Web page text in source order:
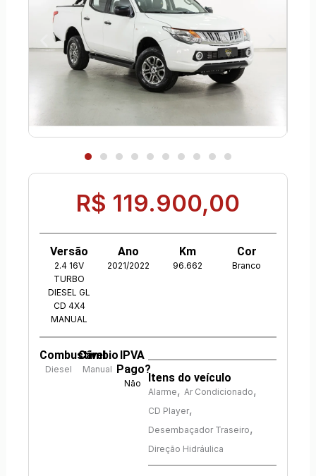
R$ 119.900,00
Versão
2.4 16V
TURBO
DIESEL GL
CD 4X4
MANUAL
Ano
2021/2022
Km
96.662
Cor
Branco
Combustível
Diesel
Câmbio
Manual
IPVA
Pago?
Não Itens do veículo
Alarme, Ar Condicionado,
CD Player,
Desembaçador Traseiro,
Direção Hidráulica